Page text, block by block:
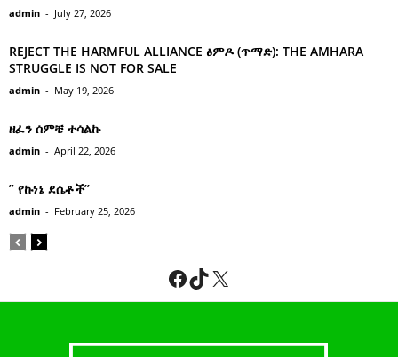
admin - July 27, 2026
REJECT THE HARMFUL ALLIANCE ፅምዶ (ጥማድ): THE AMHARA
STRUGGLE IS NOT FOR SALE
admin - May 19, 2026
ዘፈን ሰምቼ ተሳልኩ
admin - April 22, 2026
” የኩነኔ ደሴቶች’’
admin - February 25, 2026
Facebook
TikTok
X